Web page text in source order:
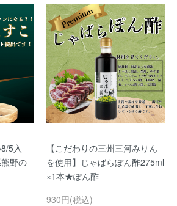
5入
野の
【こだわりの三州三河みりん
を使用】じゃばらぽん酢275ml
×1本★ぽん酢
930円(税込)